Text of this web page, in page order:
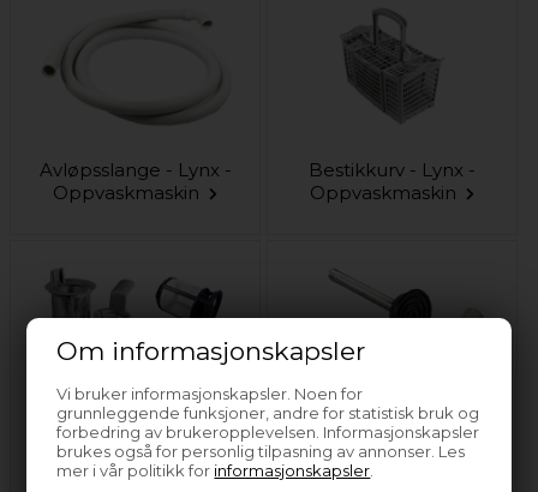
Om informasjonskapsler
Vi bruker informasjonskapsler. Noen for
grunnleggende funksjoner, andre for statistisk bruk og
forbedring av brukeropplevelsen. Informasjonskapsler
brukes også for personlig tilpasning av annonser. Les
mer i vår politikk for informasjonskapsler
Avløpsslange - Lynx -
Oppvaskmaskin
Bestikkurv - Lynx -
Oppvaskmaskin
Filter - Lynx -
Oppvaskmaskin
Stilleben - Lynx -
Oppvaskmaskin